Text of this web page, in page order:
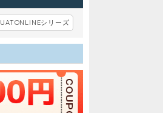
UATONLINEシリーズ